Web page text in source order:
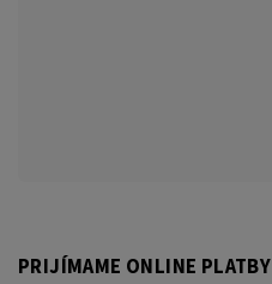
PRIJÍMAME ONLINE PLATBY